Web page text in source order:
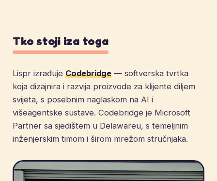
Tko stoji iza toga
Lispr izrađuje Codebridge — softverska tvrtka
koja dizajnira i razvija proizvode za klijente diljem
svijeta, s posebnim naglaskom na AI i
višeagentske sustave. Codebridge je Microsoft
Partner sa sjedištem u Delawareu, s temeljnim
inženjerskim timom i širom mrežom stručnjaka.